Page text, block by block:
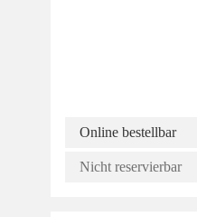
Online bestellbar
Nicht reservierbar